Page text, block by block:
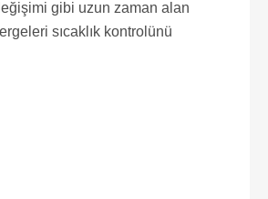
gibi uzun zaman alan
sıcaklık kontrolünü